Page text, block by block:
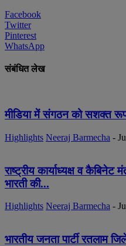
Facebook
Twitter
Pinterest
WhatsApp
संबंधित लेख
मीडिया में संगठन को सशक्त
Highlights Neeraj Barmecha -
राष्ट्रीय कार्याध्यक्ष व
भारती की...
Highlights Neeraj Barmecha -
भारतीय जनता पार्टी रतलाम